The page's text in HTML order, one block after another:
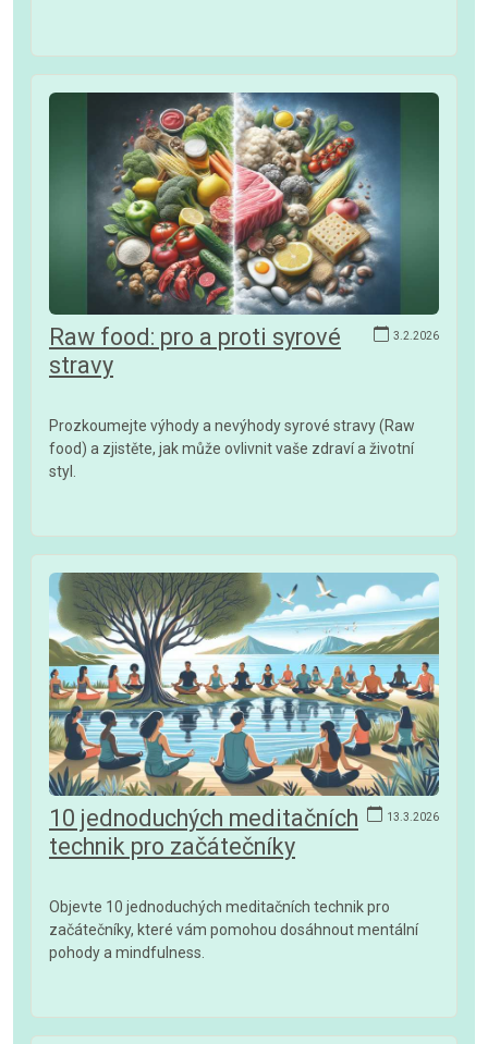
3.2.2026
Raw food: pro a proti syrové
stravy
Prozkoumejte výhody a nevýhody syrové stravy (Raw
food) a zjistěte, jak může ovlivnit vaše zdraví a životní
styl.
13.3.2026
10 jednoduchých meditačních
technik pro začátečníky
Objevte 10 jednoduchých meditačních technik pro
začátečníky, které vám pomohou dosáhnout mentální
pohody a mindfulness.